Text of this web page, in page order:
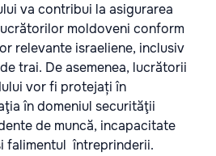
va contribui la asigurarea
moldoveni conform
relevante israeliene, inclusiv
trai. De asemenea, lucrătorii
vor fi protejați în
în domeniul securităţii
de muncă, incapacitate
falimentul întreprinderii.